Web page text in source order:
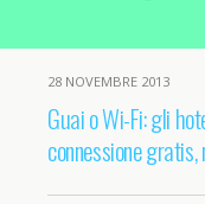
28 NOVEMBRE 2013
Guai o Wi-Fi: gli
connessione